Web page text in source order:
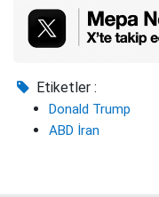
Etiketler :
Donald Trump
ABD İran